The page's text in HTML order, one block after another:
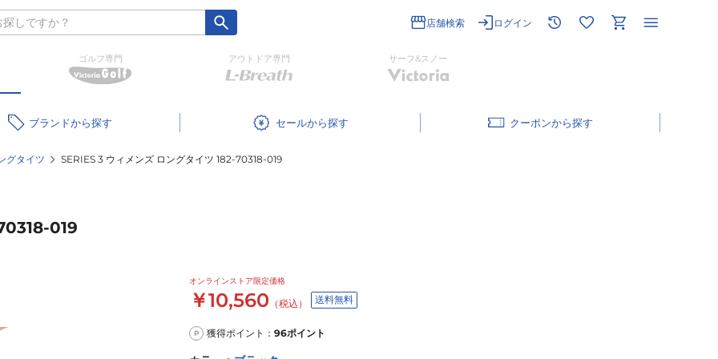
店舗検索 ログイン
ゴルフ専門 アウトドア専門 サーフ&スノー
ブランド セール クーポン
グタイツ SERIES 3 ウィメンズ ロングタイツ 182-70318-019
019
オンラインストア限定価格
￥10,560 （税込） 送料無料
P 獲得ポイント： 96ポイント